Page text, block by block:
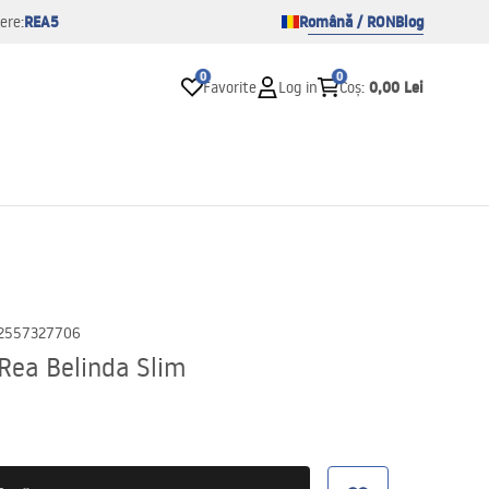
REA5 Română / RONBlog
0
Favorite Log in
0
Coș: 0,00 Lei
Belinda Slim